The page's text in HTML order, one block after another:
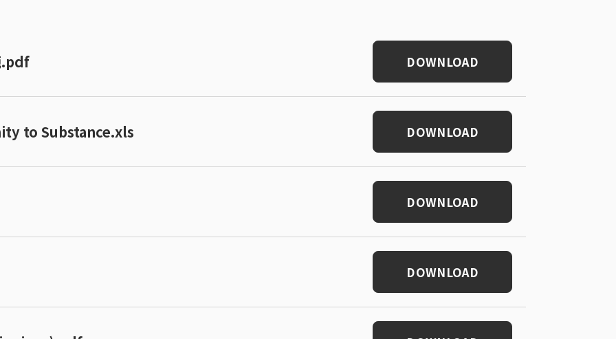
.pdf DOWNLOAD
to Substance.xls DOWNLOAD
DOWNLOAD
DOWNLOAD